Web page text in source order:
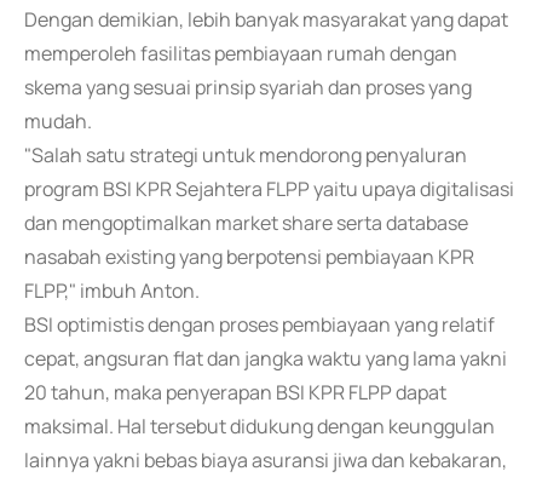
Dengan demikian, lebih banyak masyarakat yang dapat
memperoleh fasilitas pembiayaan rumah dengan
skema yang sesuai prinsip syariah dan proses yang
mudah.
"Salah satu strategi untuk mendorong penyaluran
program BSI KPR Sejahtera FLPP yaitu upaya digitalisasi
dan mengoptimalkan market share serta database
nasabah existing yang berpotensi pembiayaan KPR
FLPP," imbuh Anton.
BSI optimistis dengan proses pembiayaan yang relatif
cepat, angsuran flat dan jangka waktu yang lama yakni
20 tahun, maka penyerapan BSI KPR FLPP dapat
maksimal. Hal tersebut didukung dengan keunggulan
lainnya yakni bebas biaya asuransi jiwa dan kebakaran,